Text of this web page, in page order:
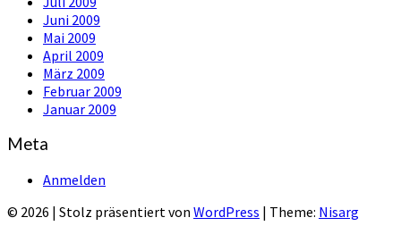
Juni 2009
Mai 2009
April 2009
März 2009
Februar 2009
Januar 2009
Meta
Anmelden
© 2026 | Stolz präsentiert von WordPress | Theme: Nisarg